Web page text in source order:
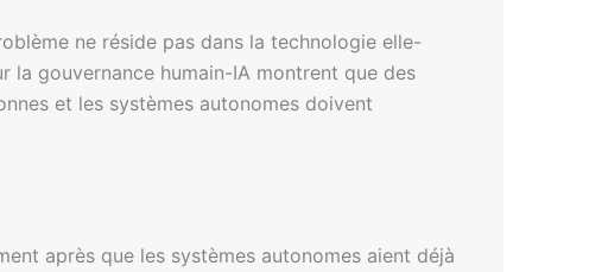
ne réside pas dans la technologie elle-
la gouvernance humain-IA montrent que des
et les systèmes autonomes doivent
après que les systèmes autonomes aient déjà